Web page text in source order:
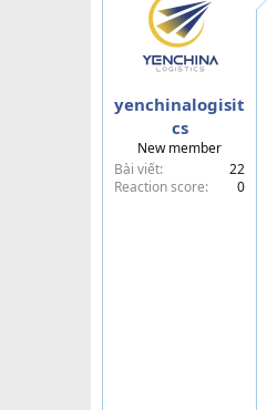
g
yenchinalogisit
cs
New member
Bài viết
22
Reaction score
0